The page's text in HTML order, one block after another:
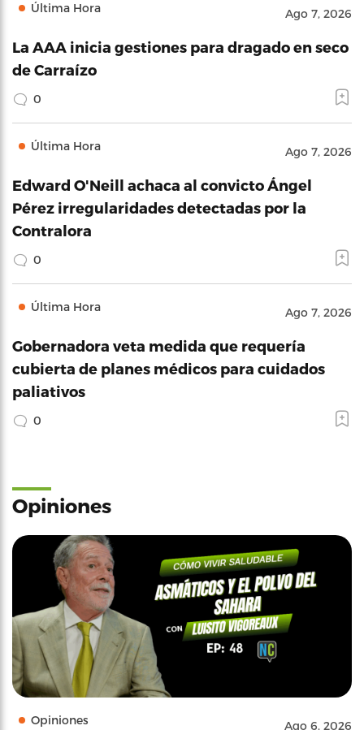
Última Hora Ago 7, 2026
La AAA inicia gestiones para dragado en seco
de Carraízo
0
Última Hora Ago 7, 2026
Edward O'Neill achaca al convicto Ángel
Pérez irregularidades detectadas por la
Contralora
0
Última Hora Ago 7, 2026
Gobernadora veta medida que requería
cubierta de planes médicos para cuidados
paliativos
0
Opiniones
Opiniones Ago 6, 2026